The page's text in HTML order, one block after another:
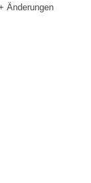
Änderungen